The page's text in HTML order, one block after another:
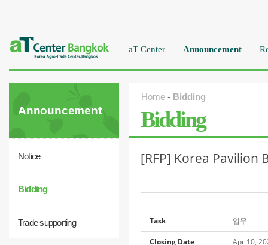
aT Center Announcement
Announcement
Notice
Bidding
Trade supporting
Home - Bidding
Bidding
[RFP] Korea Pavilion
Task 업무
Closing Date
Apr 10,